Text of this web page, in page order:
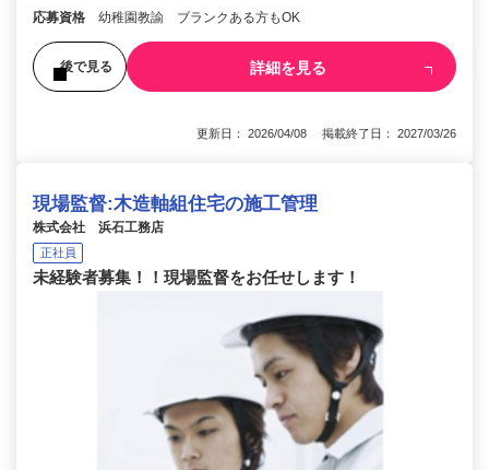
応募資格 幼稚園教諭 ブランクある方もOK
後で見る 詳細を見る
更新日： 2026/04/08 掲載終了日： 2027/03/26
現場監督:木造軸組住宅の施工管理
株式会社 浜石工務店
正社員
未経験者募集！！現場監督をお任せします！